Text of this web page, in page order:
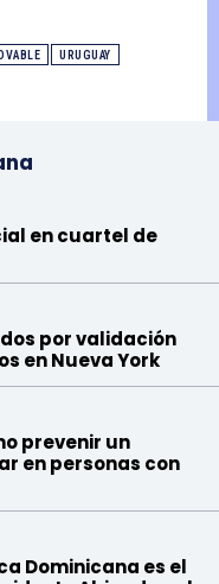
URUGUAY
en cuartel de
por validación
en Nueva York
prevenir un
en personas con
Dominicana es el